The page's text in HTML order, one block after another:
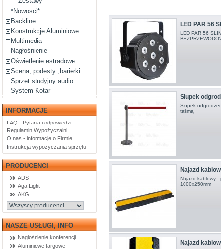
*Nowosci*
Backline
Konstrukcje Aluminiowe
Multimedia
Nagłośnienie
Oświetlenie estradowe
Scena, podesty ,barierki
Sprzęt studyjny audio
System Kotar
INFORMACJE
FAQ - Pytania i odpowiedzi
Regulamin Wypożyczalni
O nas - informacje o Firmie
Instrukcja wypożyczania sprzętu
PRODUCENCI
ADS
Aga Light
AKG
NASZE USŁUGI, INFO
Nagłośnienie konferencji
Aluminiowe targowe
LED PAR 56
LED PAR 56
Słupek
Słupek
taśmą
Najazd
Najazd kablowy -
1000x250mm
Najazd